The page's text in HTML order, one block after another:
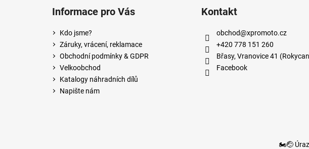
Informace pro Vás
Kdo jsme?
Záruky, vrácení, reklamace
Obchodní podmínky & GDPR
Velkoobchod
Katalogy náhradních dílů
Napište nám
Kontakt
obchod@xpromoto.cz
+420 778 151 260
Břasy, Vranovice 41
Facebook
🏍️🤕